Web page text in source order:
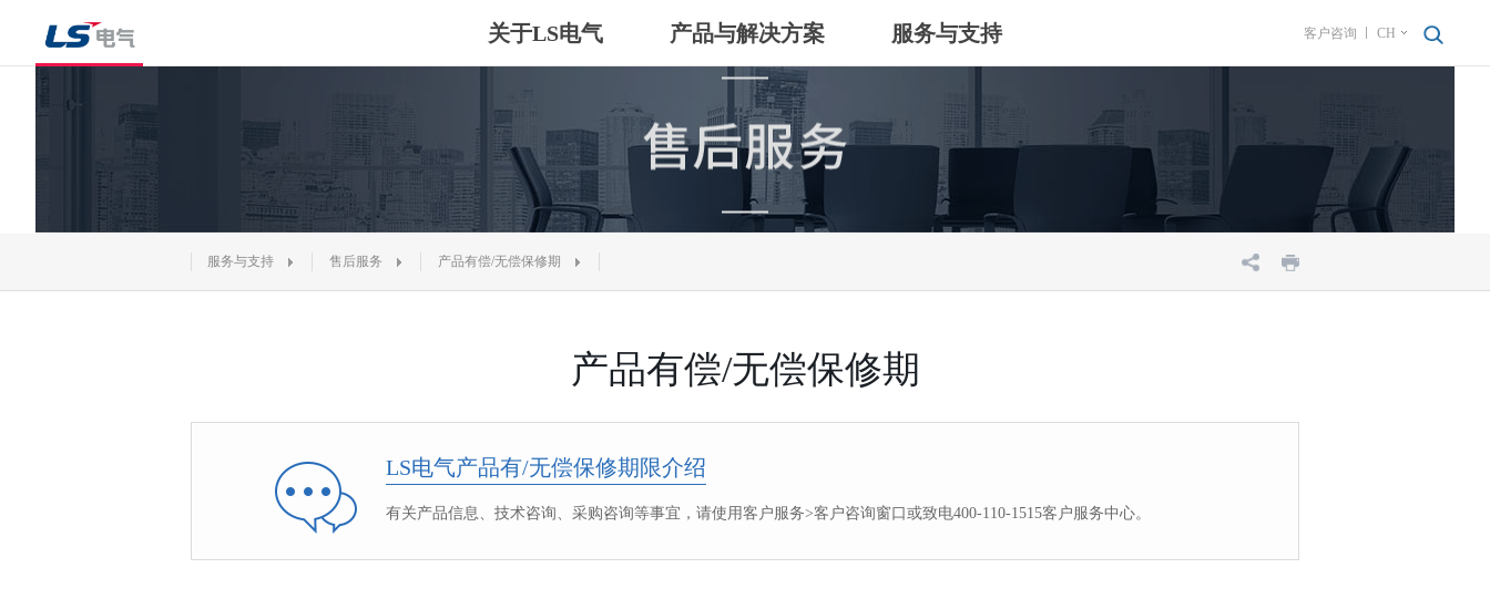
关于LS电气 产品与解决方案 服务与支持 客户咨询 CH
服务与支持 售后服务 产品有偿/无偿保修期
产品有偿/无偿保修期
LS电气产品有/无偿保修期限介绍
有关产品信息、技术咨询、采购咨询等事宜，请使用客户服务>客户咨询窗口或致电400-110-1515客户服务中心。